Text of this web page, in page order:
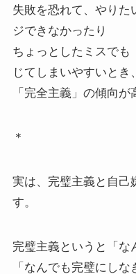
失敗を恐れて、やりた
ジできなかったり
ちょっとしたミスでも
じてしまいやすいとき
「完全主義」の傾向が
＊
実は、完璧主義と自己
す。
完璧主義というと「な
「なんでも完璧にし